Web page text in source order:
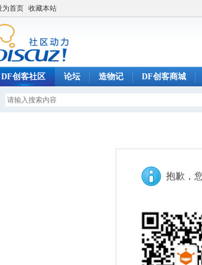
为首页 收藏本站
DF创客社区 论坛 造物记 DF创客商城
抱歉，